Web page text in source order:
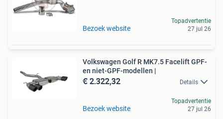
Bezoek website
Topadvertentie
27 jul 26
Volkswagen Golf R MK7.5 Facelift GPF-
en niet-GPF-modellen |
€ 2.322,32 Details
Bezoek website
Topadvertentie
27 jul 26